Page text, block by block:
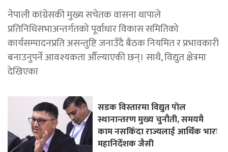
नेपाली कांग्रेसकी मुख्य सचेतक वासना थापाले
प्रतिनिधिसभाअन्तर्गतको पूर्वाधार विकास समितिको
कार्यसम्पादनप्रति असन्तुष्टि जनाउँदै बैठक नियमित र प्रभावकारी
बनाउनुपर्ने आवश्यकता औँल्याएकी छन्। साथै, विद्युत क्षेत्रमा
देखिएका
सडक विस्तारमा विद्युत पोल
स्थानान्तरण मुख्य चुनौती, समयमै
काम नसकिँदा राज्यलाई आर्थिक भारः
महानिर्देशक जैसी